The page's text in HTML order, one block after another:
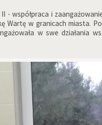
współpraca i
Wartę w granicach miasta.
w swe działania